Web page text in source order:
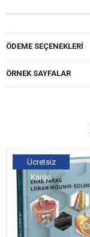
ÖDEME SEÇENEKLERI
ÖRNEK SAYFALAR
Ücretsiz
Kargo